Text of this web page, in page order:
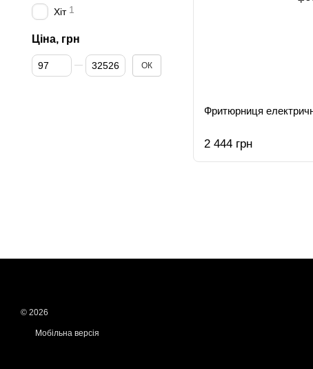
Фритюрниця
2 444 грн
Хіт 1
Ціна, грн
Від Ціна, грн
До Ціна, грн ОК
© 2026
Мобільна версія